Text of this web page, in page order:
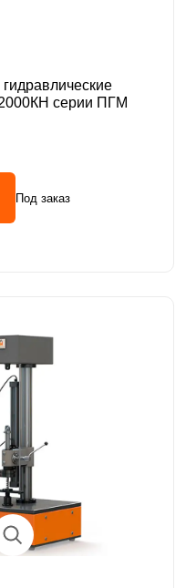
серии ПГМ
Под заказ